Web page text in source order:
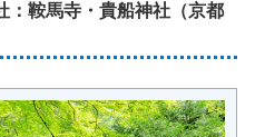
：鞍馬寺・貴船神社（京都